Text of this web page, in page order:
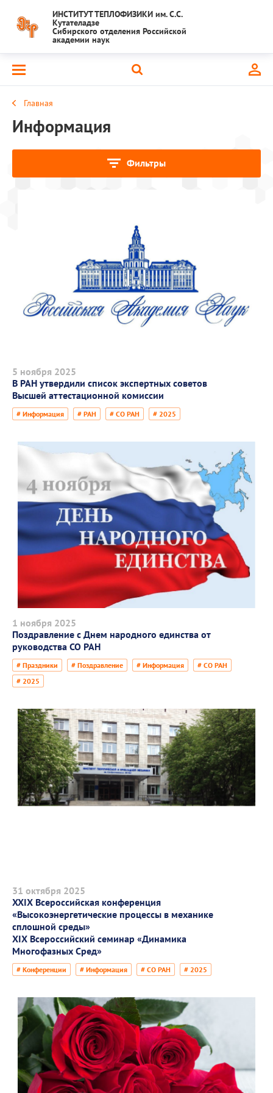
ИНСТИТУТ ТЕПЛОФИЗИКИ им. С.С.
Кутателадзе
Сибирского отделения Российской
академии наук
Главная
Информация
Фильтры
5 ноября 2025
В РАН утвердили список экспертных советов
Высшей аттестационной комиссии
# Информация # РАН # СО РАН # 2025
1 ноября 2025
Поздравление с Днем народного единства от
руководства СО РАН
# Праздники # Поздравление # Информация
# СО РАН
# 2025
31 октября 2025
XXIX Всероссийская конференция
«Высокоэнергетические процессы в механике
сплошной среды»
XIX Всероссийский семинар «Динамика
Многофазных Сред»
# Конференции # Информация # СО РАН # 2025